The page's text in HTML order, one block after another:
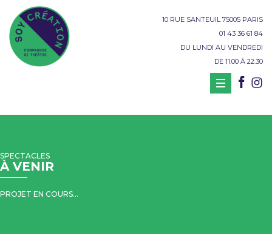
10 RUE SANTEUIL 75005 PARIS
01 43 36 61 84
DU LUNDI AU VENDREDI
DE 11.00 À 22.30
SPECTACLES
À VENIR
PROJET EN COURS…